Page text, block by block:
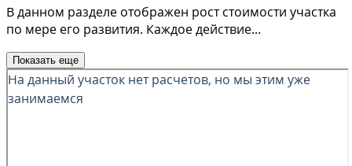
В данном разделе отображен рост стоимости участка
по мере его развития. Каждое действие...
Показать еще